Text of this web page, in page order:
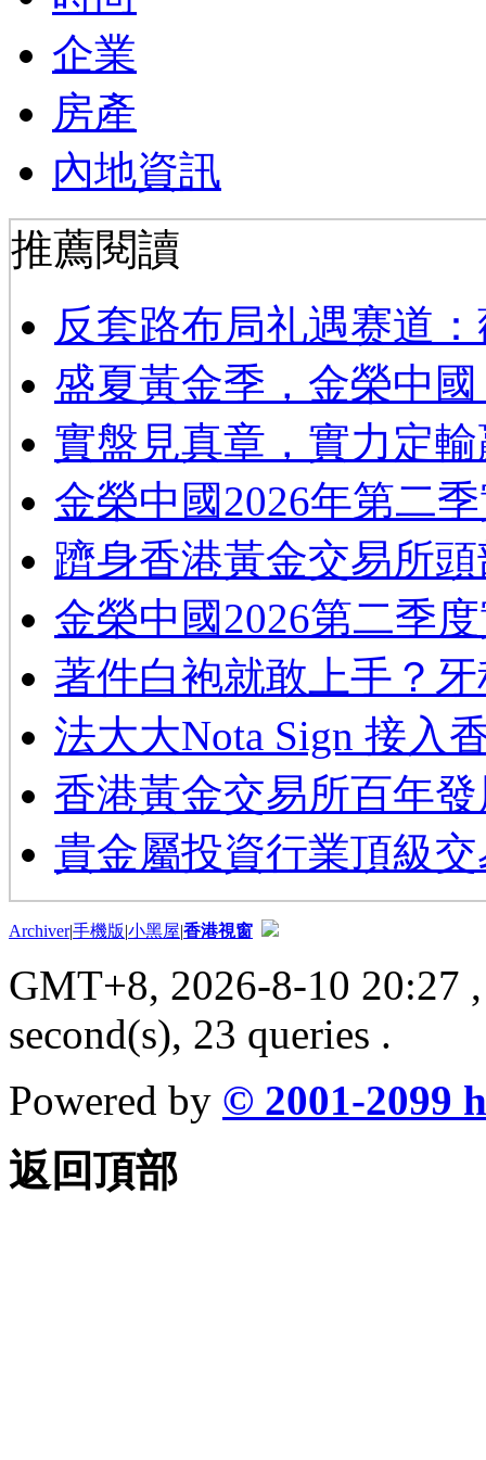
企業
房產
內地資訊
推薦閱讀
反套路布局礼遇赛道
盛夏黃金季，金榮中
實盤見真章，實力定
金榮中國2026年第二
躋身香港黃金交易所
金榮中國2026第二季
著件白袍就敢上手？
法大大Nota Sign 接入
香港黃金交易所百年
貴金屬投資行業頂級
Archiver|手機版|小黑屋|香港視窗
GMT+8, 2026-8-10 20:27
second(s), 23 queries .
Powered by © 2001-2099
返回頂部